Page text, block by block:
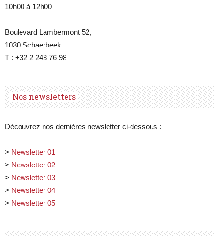
10h00 à 12h00
Boulevard Lambermont 52,
1030 Schaerbeek
T : +32 2 243 76 98
Nos newsletters
Découvrez nos dernières newsletter ci-dessous :
> Newsletter 01
> Newsletter 02
> Newsletter 03
> Newsletter 04
> Newsletter 05